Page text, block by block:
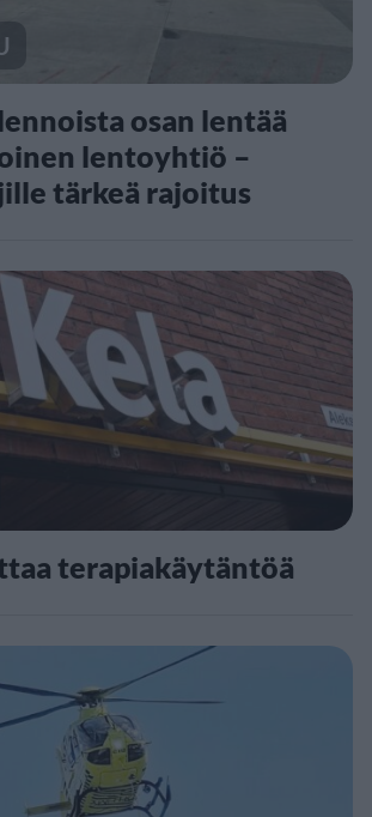
osan lentää
lentoyhtiö –
tärkeä rajoitus
terapiakäytäntöä